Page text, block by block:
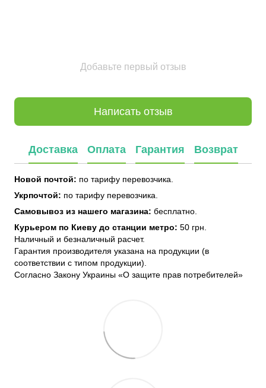
Добавьте первый отзыв
Написать отзыв
Доставка Оплата Гарантия Возврат
Новой почтой: по тарифу перевозчика.
Укрпочтой: по тарифу перевозчика.
Самовывоз из нашего магазина: бесплатно.
Курьером по Киеву до станции метро: 50 грн.
Наличный и безналичный расчет.
Гарантия производителя указана на продукции (в
соответствии с типом продукции).
Согласно Закону Украины «О защите прав потребителей»